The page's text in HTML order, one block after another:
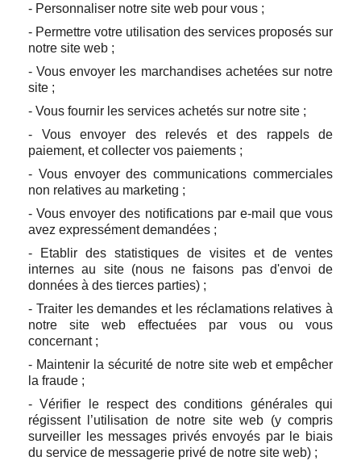
- Personnaliser notre site web pour vous ;
- Permettre votre utilisation des services proposés sur
notre site web ;
- Vous envoyer les marchandises achetées sur notre
site ;
- Vous fournir les services achetés sur notre site ;
- Vous envoyer des relevés et des rappels de
paiement, et collecter vos paiements ;
- Vous envoyer des communications commerciales
non relatives au marketing ;
- Vous envoyer des notifications par e-mail que vous
avez expressément demandées ;
- Etablir des statistiques de visites et de ventes
internes au site (nous ne faisons pas d'envoi de
données à des tierces parties) ;
- Traiter les demandes et les réclamations relatives à
notre site web effectuées par vous ou vous
concernant ;
- Maintenir la sécurité de notre site web et empêcher
la fraude ;
- Vérifier le respect des conditions générales qui
régissent l’utilisation de notre site web (y compris
surveiller les messages privés envoyés par le biais
du service de messagerie privé de notre site web) ;